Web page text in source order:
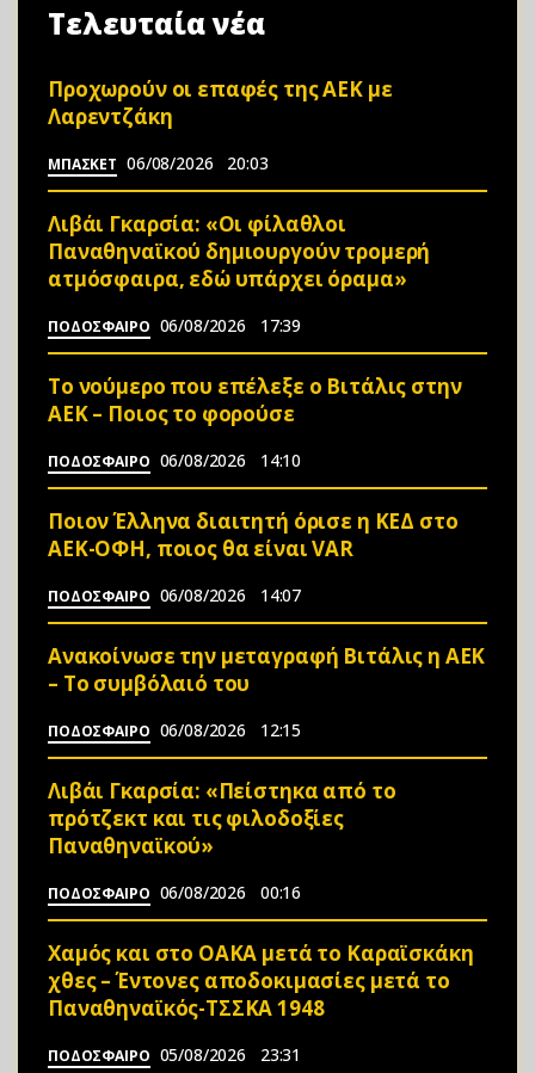
Τελευταία νέα
Προχωρούν οι επαφές της ΑΕΚ με
Λαρεντζάκη
ΜΠΑΣΚΕΤ 06/08/2026 20:03
Λιβάι Γκαρσία: «Οι φίλαθλοι
Παναθηναϊκού δημιουργούν τρομερή
ατμόσφαιρα, εδώ υπάρχει όραμα»
ΠΟΔΟΣΦΑΙΡΟ 06/08/2026 17:39
Το νούμερο που επέλεξε ο Βιτάλις στην
ΑΕΚ – Ποιος το φορούσε
ΠΟΔΟΣΦΑΙΡΟ 06/08/2026 14:10
Ποιον Έλληνα διαιτητή όρισε η ΚΕΔ στο
ΑΕΚ-ΟΦΗ, ποιος θα είναι VAR
ΠΟΔΟΣΦΑΙΡΟ 06/08/2026 14:07
Ανακοίνωσε την μεταγραφή Βιτάλις η ΑΕΚ
– Το συμβόλαιό του
ΠΟΔΟΣΦΑΙΡΟ 06/08/2026 12:15
Λιβάι Γκαρσία: «Πείστηκα από το
πρότζεκτ και τις φιλοδοξίες
Παναθηναϊκού»
ΠΟΔΟΣΦΑΙΡΟ 06/08/2026 00:16
Χαμός και στο ΟΑΚΑ μετά το Καραϊσκάκη
χθες – Έντονες αποδοκιμασίες μετά το
Παναθηναϊκός-ΤΣΣΚΑ 1948
ΠΟΔΟΣΦΑΙΡΟ 05/08/2026 23:31